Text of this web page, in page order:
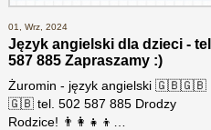
01, Wrz, 2024
Język angielski dla dzieci -
587 885 Zapraszamy :)
Żuromin - język angielski 🇬🇧🇬🇧
🇬🇧 tel. 502 587 885 Drodzy
Rodzice! 👨‍👩‍👧‍👦…